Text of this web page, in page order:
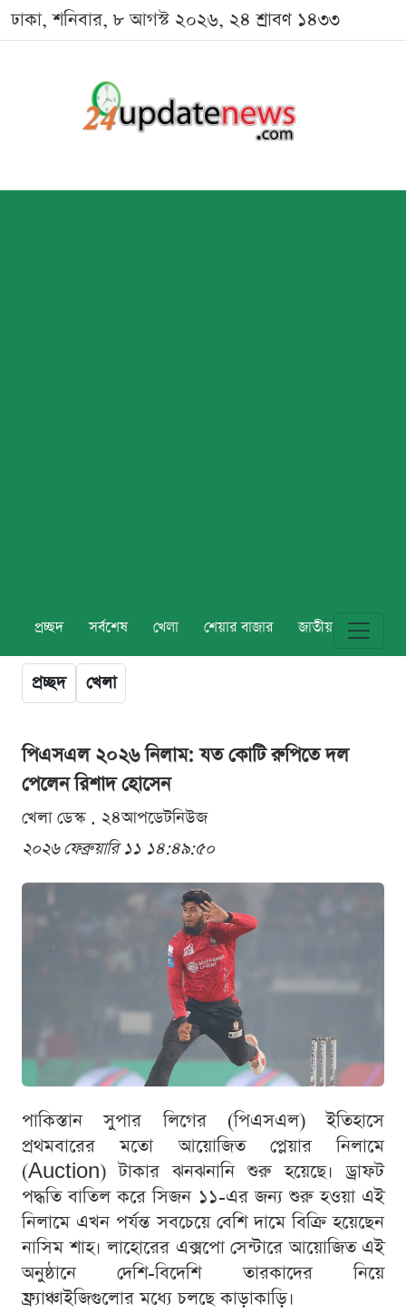
ঢাকা, শনিবার, ৮ আগস্ট ২০২৬, ২৪ শ্রাবণ ১৪৩৩
প্রচ্ছদ সর্বশেষ খেলা শেয়ার বাজার জাতীয় বিশ্ব
প্রচ্ছদ খেলা
পিএসএল ২০২৬ নিলাম: যত কোটি রুপিতে দল
পেলেন রিশাদ হোসেন
খেলা ডেস্ক . ২৪আপডেটনিউজ
২০২৬ ফেব্রুয়ারি ১১ ১৪:৪৯:৫০
পাকিস্তান সুপার লিগের (পিএসএল) ইতিহাসে
প্রথমবারের মতো আয়োজিত প্লেয়ার নিলামে
(Auction) টাকার ঝনঝনানি শুরু হয়েছে। ড্রাফট
পদ্ধতি বাতিল করে সিজন ১১-এর জন্য শুরু হওয়া এই
নিলামে এখন পর্যন্ত সবচেয়ে বেশি দামে বিক্রি হয়েছেন
নাসিম শাহ। লাহোরের এক্সপো সেন্টারে আয়োজিত এই
অনুষ্ঠানে দেশি-বিদেশি তারকাদের নিয়ে
ফ্র্যাঞ্চাইজিগুলোর মধ্যে চলছে কাড়াকাড়ি।